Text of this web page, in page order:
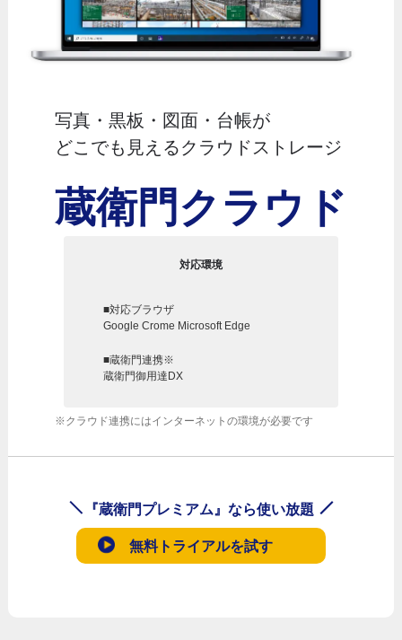
写真・黒板・図面・台帳が
どこでも見えるクラウドストレージ
蔵衛門クラウド
対応環境
■対応ブラウザ
Google Crome Microsoft Edge
■蔵衛門連携※
蔵衛門御用達DX
※クラウド連携にはインターネットの環境が必要です
『蔵衛門プレミアム』なら使い放題
無料トライアルを試す